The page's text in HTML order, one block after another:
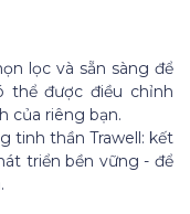
lọc và sẵn sàng để
thể được điều chỉnh
của riêng bạn.
tinh thần Trawell: kết
triển bền vững - để